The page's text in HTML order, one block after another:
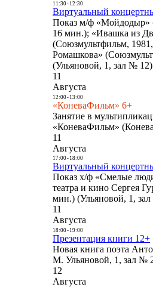
11:30- 12:30
Виртуальный
Показ м/ф «Мойдодыр»
16 мин.); «Ивашка из
(Союзмультфильм,
Ромашкова»
(Ульяновой, 1, зал № 12)
11
Августа
12:00- 13:00
«КоневаФильм» 6+
Занятие в
«КоневаФильм»
11
Августа
17:00- 18:00
Виртуальный
Показ х/ф «Смелые
театра и кино Сергея
мин.) (Ульяновой, 1,
11
Августа
18:00- 19:00
Презентация книги 12+
Новая книга поэта
М. Ульяновой, 1, зал №
12
Августа